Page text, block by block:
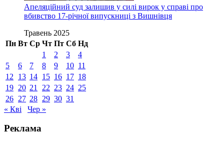
Апеляційний суд залишив у силі вирок у справі про
вбивство 17-річної випускниці з Вишнівця
Травень 2025
Пн Вт Ср Чт Пт Сб Нд
1
2 3
4
5
6 7 8 9 10 11
12
13 14 15 16 17 18
19 20 21 22 23 24 25
26 27 28 29 30 31
« Кві
Чер »
Реклама